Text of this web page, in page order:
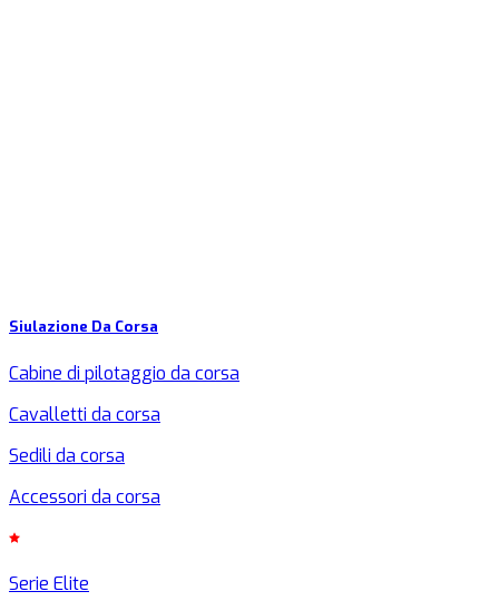
Siulazione Da Corsa
Cabine di pilotaggio da corsa
Cavalletti da corsa
Sedili da corsa
Accessori da corsa
Serie Elite